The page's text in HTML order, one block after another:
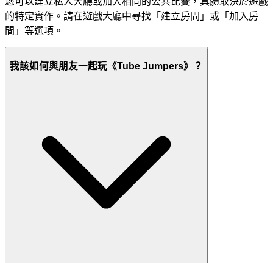
的特定實作。請在遊戲大廳中尋找「建立房間」或「加入房
間」等選項。
我該如何與朋友一起玩《Tube Jumpers》？